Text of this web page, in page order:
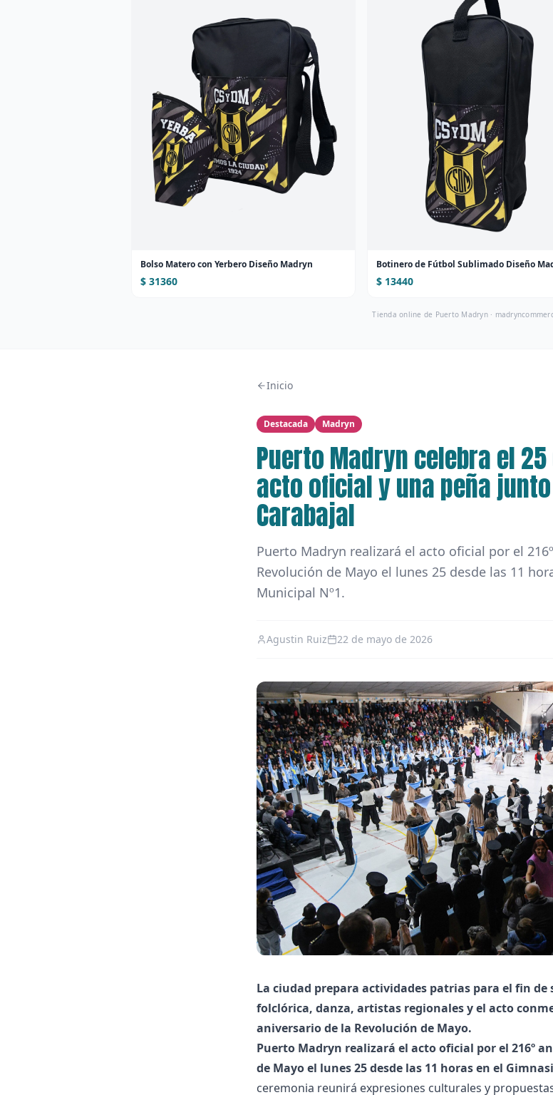
Bolso Matero con Yerbero Diseño Madryn
$ 31360
Botinero de Fútbol Sublimado Diseño
$ 13440
Tienda online de Puerto Madryn ·
Inicio
Destacada Madryn
Puerto Madryn celebra el
acto oficial y una peña
Carabajal
Puerto Madryn realizará el acto oficial por el
Revolución de Mayo el lunes 25 desde las 11
Municipal Nº1.
Agustin Ruiz 22 de mayo de 2026
La ciudad prepara actividades patrias para el fin de
folclórica, danza, artistas regionales y el acto
aniversario de la Revolución de Mayo.
Puerto Madryn realizará el acto oficial por el 216º
de Mayo el lunes 25 desde las 11 horas en el
ceremonia reunirá expresiones culturales y